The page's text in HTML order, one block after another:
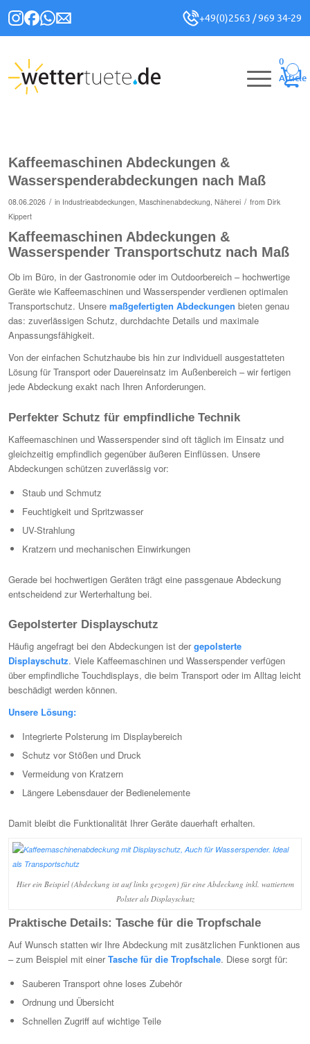
+49(0)2563 / 969 34-29
0
Article
Kaffeemaschinen Abdeckungen &
Wasserspenderabdeckungen nach Maß
08.06.2026 / in Industrieabdeckungen, Maschinenabdeckung, Näherei / from Dirk
Kippert
Kaffeemaschinen Abdeckungen &
Wasserspender Transportschutz nach Maß
Ob im Büro, in der Gastronomie oder im Outdoorbereich – hochwertige
Geräte wie Kaffeemaschinen und Wasserspender verdienen optimalen
Transportschutz. Unsere maßgefertigten Abdeckungen bieten genau
das: zuverlässigen Schutz, durchdachte Details und maximale
Anpassungsfähigkeit.
Von der einfachen Schutzhaube bis hin zur individuell ausgestatteten
Lösung für Transport oder Dauereinsatz im Außenbereich – wir fertigen
jede Abdeckung exakt nach Ihren Anforderungen.
Perfekter Schutz für empfindliche Technik
Kaffeemaschinen und Wasserspender sind oft täglich im Einsatz und
gleichzeitig empfindlich gegenüber äußeren Einflüssen. Unsere
Abdeckungen schützen zuverlässig vor:
Staub und Schmutz
Feuchtigkeit und Spritzwasser
UV-Strahlung
Kratzern und mechanischen Einwirkungen
Gerade bei hochwertigen Geräten trägt eine passgenaue Abdeckung
entscheidend zur Werterhaltung bei.
Gepolsterter Displayschutz
Häufig angefragt bei den Abdeckungen ist dergepolsterte
Displayschutz. Viele Kaffeemaschinen und Wasserspender verfügen
über empfindliche Touchdisplays, die beim Transport oder im Alltag leicht
beschädigt werden können.
Unsere Lösung:
Integrierte Polsterung im Displaybereich
Schutz vor Stößen und Druck
Vermeidung von Kratzern
Längere Lebensdauer der Bedienelemente
Damit bleibt die Funktionalität Ihrer Geräte dauerhaft erhalten.
Hier ein Beispiel (Abdeckung ist auf links gezogen) für eine Abdeckung inkl. wattiertem
Polster als Displayschutz
Praktische Details: Tasche für die Tropfschale
Auf Wunsch statten wir Ihre Abdeckung mit zusätzlichen Funktionen aus
– zum Beispiel mit einerTasche für die Tropfschale. Diese sorgt für:
Sauberen Transport ohne loses Zubehör
Ordnung und Übersicht
Schnellen Zugriff auf wichtige Teile